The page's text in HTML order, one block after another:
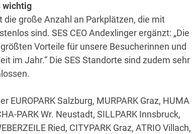
wichtig
die große Anzahl an Parkplätzen, die mit
sind. SES CEO Andexlinger ergänzt: „Die
Vorteile für unsere Besucherinnen und
im Jahr.“ Die SES Standorte sind zudem sehr
Salzburg, MURPARK Graz, HUMA
PARK Wr. Neustadt, SILLPARK Innsbruck,
Ried, CITYPARK Graz, ATRIO Villach,